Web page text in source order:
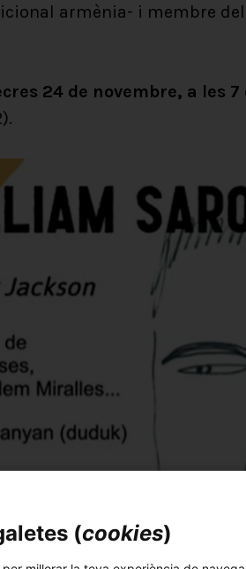
armènia- i membre
24 de novembre, a les
(cookies)